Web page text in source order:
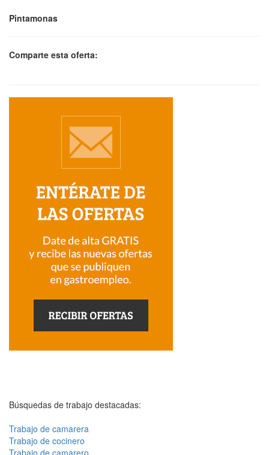
Pintamonas
Comparte esta oferta:
Búsquedas de trabajo destacadas:
Trabajo de camarera
Trabajo de cocinero
Trabajo de camarero